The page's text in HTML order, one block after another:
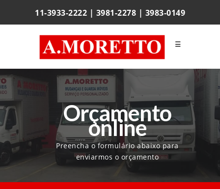
11-3933-2222 | 3981-2278 | 3983-0149
☰
Orçamento
online
Preencha o formulário abaixo para
enviarmos o orçamento